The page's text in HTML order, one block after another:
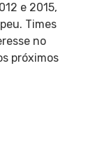
e 2015,
Times
no
próximos